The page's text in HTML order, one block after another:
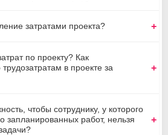
затратами проекта?
по проекту? Как
в проекте за
чтобы сотруднику, у которого
запланированных работ, нельзя